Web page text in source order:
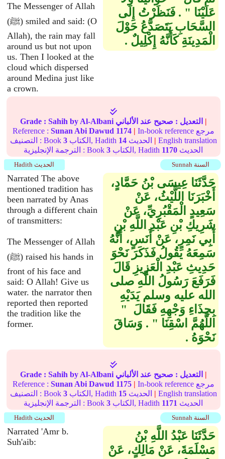
The Messenger of Allah
(ﷺ) smiled and said: (O
Allah), the rain may fall
around us but not upon
us. Then I looked at the
cloud which dispersed
around Medina just like
a crown.
عَلَيْنَا ‏"‏ ‏.‏ فَنَظَرْتُ إِلَى
السَّحَابِ يَتَصَدَّعُ حَوْلَ
الْمَدِينَةِ كَأَنَّهُ إِكْلِيلٌ ‏.‏
Grade : Sahih by Al-Albani التعديل : صحيح عند الألباني
|
Reference : Sunan Abi Dawud 1174 | In-book reference مرجع
التصنيف : Book 3 الكتاب, Hadith 14 | English translation
الترجمة الإنجليزية : Book3 الكتاب, Hadith 1170 الحديث
Sunnah السنة Hadith الحديث
Narrated The above
mentioned tradition has
been narrated by Anas
through a different chain
of transmitters:
The Messenger of Allah
(ﷺ) raised his hands in
front of his face and
said: O Allah! Give us
water. the narrator then
reported then reported
the tradition like the
former.
حَدَّثَنَا عِيسَى بْنُ حَمَّادٍ،
أَخْبَرَنَا اللَّيْثُ، عَنْ
سَعِيدٍ الْمَقْبُرِيِّ، عَنْ
شَرِيكِ بْنِ عَبْدِ اللَّهِ بْنِ
أَبِي نَمِرٍ، عَنْ أَنَسٍ، أَنَّهُ
سَمِعَهُ يَقُولُ فَذَكَرَ نَحْوَ
حَدِيثِ عَبْدِ الْعَزِيزِ قَالَ
فَرَفَعَ رَسُولُ اللَّهِ صلى
الله عليه وسلم يَدَيْهِ
بِحِذَاءِ وَجْهِهِ فَقَالَ ‏ "‏
اللَّهُمَّ اسْقِنَا ‏"‏ ‏.‏ وَسَاقَ
نَحْوَهُ ‏.‏
Grade : Sahih by Al-Albani التعديل : صحيح عند الألباني
|
Reference : Sunan Abi Dawud 1175 | In-book reference مرجع
التصنيف : Book 3 الكتاب, Hadith 15 | English translation
الترجمة الإنجليزية : Book3 الكتاب, Hadith 1171 الحديث
Sunnah السنة Hadith الحديث
Narrated 'Amr b.
Suh'aib:
حَدَّثَنَا عَبْدُ اللَّهِ بْنُ
مَسْلَمَةَ، عَنْ مَالِكٍ، عَنْ